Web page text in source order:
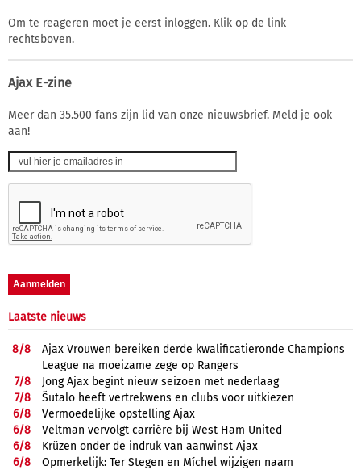
Om te reageren moet je eerst inloggen. Klik op de link
rechtsboven.
Ajax E-zine
Meer dan 35.500 fans zijn lid van onze nieuwsbrief. Meld je ook
aan!
Laatste nieuws
8/8
Ajax Vrouwen bereiken derde kwalificatieronde Champions
League na moeizame zege op Rangers
7/8
Jong Ajax begint nieuw seizoen met nederlaag
7/8
Šutalo heeft vertrekwens en clubs voor uitkiezen
6/8
Vermoedelijke opstelling Ajax
6/8
Veltman vervolgt carrière bij West Ham United
6/8
Krüzen onder de indruk van aanwinst Ajax
6/8
Opmerkelijk: Ter Stegen en Míchel wijzigen naam